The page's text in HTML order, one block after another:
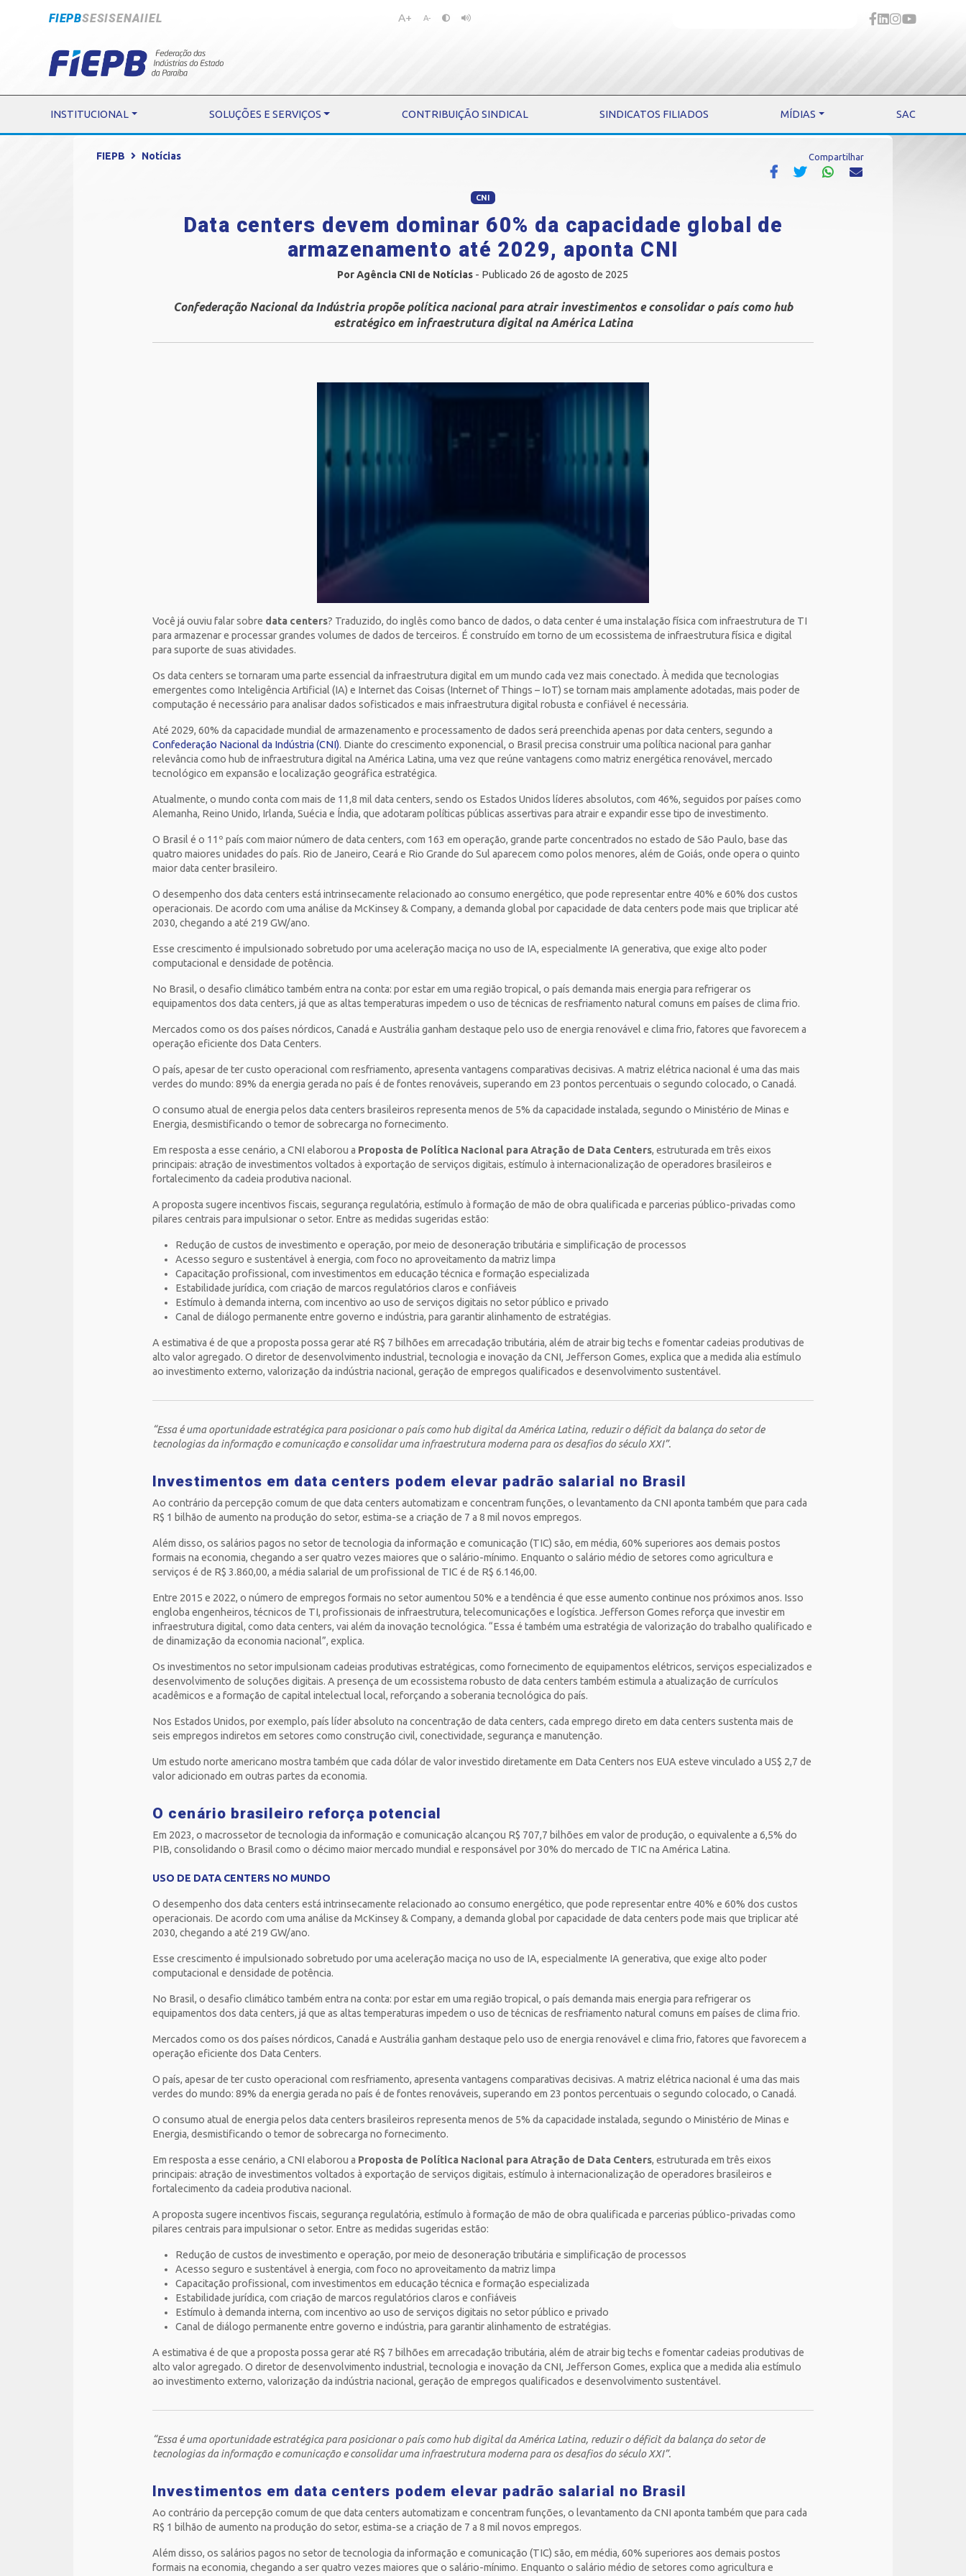
FIEPBSESISENAIIEL
Pular
Pular
A+ A-
INSTITUCIONAL SOLUÇÕES E SERVIÇOS CONTRIBUIÇÃO SINDICAL SINDICATOS FILIADOS MÍDIAS SAC
FIEPB Notícias Compartilhar
CNI
Data centers devem dominar 60% da capacidade global de
armazenamento até 2029, aponta CNI
Por Agência CNI de Notícias - Publicado 26 de agosto de 2025
Confederação Nacional da Indústria propõe política nacional para atrair investimentos e consolidar o país como hub
estratégico em infraestrutura digital na América Latina
Você já ouviu falar sobre data centers? Traduzido, do inglês como banco de dados, o data center é uma instalação física com infraestrutura de TI
para armazenar e processar grandes volumes de dados de terceiros. É construído em torno de um ecossistema de infraestrutura física e digital
para suporte de suas atividades.
Os data centers se tornaram uma parte essencial da infraestrutura digital em um mundo cada vez mais conectado. À medida que tecnologias
emergentes como Inteligência Artificial (IA) e Internet das Coisas (Internet of Things – IoT) se tornam mais amplamente adotadas, mais poder de
computação é necessário para analisar dados sofisticados e mais infraestrutura digital robusta e confiável é necessária.
Até 2029, 60% da capacidade mundial de armazenamento e processamento de dados será preenchida apenas por data centers, segundo a
Confederação Nacional da Indústria (CNI). Diante do crescimento exponencial, o Brasil precisa construir uma política nacional para ganhar
relevância como hub de infraestrutura digital na América Latina, uma vez que reúne vantagens como matriz energética renovável, mercado
tecnológico em expansão e localização geográfica estratégica.
Atualmente, o mundo conta com mais de 11,8 mil data centers, sendo os Estados Unidos líderes absolutos, com 46%, seguidos por países como
Alemanha, Reino Unido, Irlanda, Suécia e Índia, que adotaram políticas públicas assertivas para atrair e expandir esse tipo de investimento.
O Brasil é o 11º país com maior número de data centers, com 163 em operação, grande parte concentrados no estado de São Paulo, base das
quatro maiores unidades do país. Rio de Janeiro, Ceará e Rio Grande do Sul aparecem como polos menores, além de Goiás, onde opera o quinto
maior data center brasileiro.
O desempenho dos data centers está intrinsecamente relacionado ao consumo energético, que pode representar entre 40% e 60% dos custos
operacionais. De acordo com uma análise da McKinsey & Company, a demanda global por capacidade de data centers pode mais que triplicar até
2030, chegando a até 219 GW/ano.
Esse crescimento é impulsionado sobretudo por uma aceleração maciça no uso de IA, especialmente IA generativa, que exige alto poder
computacional e densidade de potência.
No Brasil, o desafio climático também entra na conta: por estar em uma região tropical, o país demanda mais energia para refrigerar os
equipamentos dos data centers, já que as altas temperaturas impedem o uso de técnicas de resfriamento natural comuns em países de clima frio.
Mercados como os dos países nórdicos, Canadá e Austrália ganham destaque pelo uso de energia renovável e clima frio, fatores que favorecem a
operação eficiente dos Data Centers.
O país, apesar de ter custo operacional com resfriamento, apresenta vantagens comparativas decisivas. A matriz elétrica nacional é uma das mais
verdes do mundo: 89% da energia gerada no país é de fontes renováveis, superando em 23 pontos percentuais o segundo colocado, o Canadá.
O consumo atual de energia pelos data centers brasileiros representa menos de 5% da capacidade instalada, segundo o Ministério de Minas e
Energia, desmistificando o temor de sobrecarga no fornecimento.
Em resposta a esse cenário, a CNI elaborou a Proposta de Política Nacional para Atração de Data Centers, estruturada em três eixos
principais: atração de investimentos voltados à exportação de serviços digitais, estímulo à internacionalização de operadores brasileiros e
fortalecimento da cadeia produtiva nacional.
A proposta sugere incentivos fiscais, segurança regulatória, estímulo à formação de mão de obra qualificada e parcerias público-privadas como
pilares centrais para impulsionar o setor. Entre as medidas sugeridas estão:
Redução de custos de investimento e operação, por meio de desoneração tributária e simplificação de processos
Acesso seguro e sustentável à energia, com foco no aproveitamento da matriz limpa
Capacitação profissional, com investimentos em educação técnica e formação especializada
Estabilidade jurídica, com criação de marcos regulatórios claros e confiáveis
Estímulo à demanda interna, com incentivo ao uso de serviços digitais no setor público e privado
Canal de diálogo permanente entre governo e indústria, para garantir alinhamento de estratégias.
A estimativa é de que a proposta possa gerar até R$ 7 bilhões em arrecadação tributária, além de atrair big techs e fomentar cadeias produtivas de
alto valor agregado. O diretor de desenvolvimento industrial, tecnologia e inovação da CNI, Jefferson Gomes, explica que a medida alia estímulo
ao investimento externo, valorização da indústria nacional, geração de empregos qualificados e desenvolvimento sustentável.
“Essa é uma oportunidade estratégica para posicionar o país como hub digital da América Latina, reduzir o déficit da balança do setor de
tecnologias da informação e comunicação e consolidar uma infraestrutura moderna para os desafios do século XXI”.
Investimentos em data centers podem elevar padrão salarial no Brasil
Ao contrário da percepção comum de que data centers automatizam e concentram funções, o levantamento da CNI aponta também que para cada
R$ 1 bilhão de aumento na produção do setor, estima-se a criação de 7 a 8 mil novos empregos.
Além disso, os salários pagos no setor de tecnologia da informação e comunicação (TIC) são, em média, 60% superiores aos demais postos
formais na economia, chegando a ser quatro vezes maiores que o salário-mínimo. Enquanto o salário médio de setores como agricultura e
serviços é de R$ 3.860,00, a média salarial de um profissional de TIC é de R$ 6.146,00.
Entre 2015 e 2022, o número de empregos formais no setor aumentou 50% e a tendência é que esse aumento continue nos próximos anos. Isso
engloba engenheiros, técnicos de TI, profissionais de infraestrutura, telecomunicações e logística. Jefferson Gomes reforça que investir em
infraestrutura digital, como data centers, vai além da inovação tecnológica. “Essa é também uma estratégia de valorização do trabalho qualificado e
de dinamização da economia nacional”, explica.
Os investimentos no setor impulsionam cadeias produtivas estratégicas, como fornecimento de equipamentos elétricos, serviços especializados e
desenvolvimento de soluções digitais. A presença de um ecossistema robusto de data centers também estimula a atualização de currículos
acadêmicos e a formação de capital intelectual local, reforçando a soberania tecnológica do país.
Nos Estados Unidos, por exemplo, país líder absoluto na concentração de data centers, cada emprego direto em data centers sustenta mais de
seis empregos indiretos em setores como construção civil, conectividade, segurança e manutenção.
Um estudo norte americano mostra também que cada dólar de valor investido diretamente em Data Centers nos EUA esteve vinculado a US$ 2,7 de
valor adicionado em outras partes da economia.
O cenário brasileiro reforça potencial
Em 2023, o macrossetor de tecnologia da informação e comunicação alcançou R$ 707,7 bilhões em valor de produção, o equivalente a 6,5% do
PIB, consolidando o Brasil como o décimo maior mercado mundial e responsável por 30% do mercado de TIC na América Latina.
USO DE DATA CENTERS NO MUNDO
O desempenho dos data centers está intrinsecamente relacionado ao consumo energético, que pode representar entre 40% e 60% dos custos
operacionais. De acordo com uma análise da McKinsey & Company, a demanda global por capacidade de data centers pode mais que triplicar até
2030, chegando a até 219 GW/ano.
Esse crescimento é impulsionado sobretudo por uma aceleração maciça no uso de IA, especialmente IA generativa, que exige alto poder
computacional e densidade de potência.
No Brasil, o desafio climático também entra na conta: por estar em uma região tropical, o país demanda mais energia para refrigerar os
equipamentos dos data centers, já que as altas temperaturas impedem o uso de técnicas de resfriamento natural comuns em países de clima frio.
Mercados como os dos países nórdicos, Canadá e Austrália ganham destaque pelo uso de energia renovável e clima frio, fatores que favorecem a
operação eficiente dos Data Centers.
O país, apesar de ter custo operacional com resfriamento, apresenta vantagens comparativas decisivas. A matriz elétrica nacional é uma das mais
verdes do mundo: 89% da energia gerada no país é de fontes renováveis, superando em 23 pontos percentuais o segundo colocado, o Canadá.
O consumo atual de energia pelos data centers brasileiros representa menos de 5% da capacidade instalada, segundo o Ministério de Minas e
Energia, desmistificando o temor de sobrecarga no fornecimento.
Em resposta a esse cenário, a CNI elaborou a Proposta de Política Nacional para Atração de Data Centers, estruturada em três eixos
principais: atração de investimentos voltados à exportação de serviços digitais, estímulo à internacionalização de operadores brasileiros e
fortalecimento da cadeia produtiva nacional.
A proposta sugere incentivos fiscais, segurança regulatória, estímulo à formação de mão de obra qualificada e parcerias público-privadas como
pilares centrais para impulsionar o setor. Entre as medidas sugeridas estão:
Redução de custos de investimento e operação, por meio de desoneração tributária e simplificação de processos
Acesso seguro e sustentável à energia, com foco no aproveitamento da matriz limpa
Capacitação profissional, com investimentos em educação técnica e formação especializada
Estabilidade jurídica, com criação de marcos regulatórios claros e confiáveis
Estímulo à demanda interna, com incentivo ao uso de serviços digitais no setor público e privado
Canal de diálogo permanente entre governo e indústria, para garantir alinhamento de estratégias.
A estimativa é de que a proposta possa gerar até R$ 7 bilhões em arrecadação tributária, além de atrair big techs e fomentar cadeias produtivas de
alto valor agregado. O diretor de desenvolvimento industrial, tecnologia e inovação da CNI, Jefferson Gomes, explica que a medida alia estímulo
ao investimento externo, valorização da indústria nacional, geração de empregos qualificados e desenvolvimento sustentável.
“Essa é uma oportunidade estratégica para posicionar o país como hub digital da América Latina, reduzir o déficit da balança do setor de
tecnologias da informação e comunicação e consolidar uma infraestrutura moderna para os desafios do século XXI”.
Investimentos em data centers podem elevar padrão salarial no Brasil
Ao contrário da percepção comum de que data centers automatizam e concentram funções, o levantamento da CNI aponta também que para cada
R$ 1 bilhão de aumento na produção do setor, estima-se a criação de 7 a 8 mil novos empregos.
Além disso, os salários pagos no setor de tecnologia da informação e comunicação (TIC) são, em média, 60% superiores aos demais postos
formais na economia, chegando a ser quatro vezes maiores que o salário-mínimo. Enquanto o salário médio de setores como agricultura e